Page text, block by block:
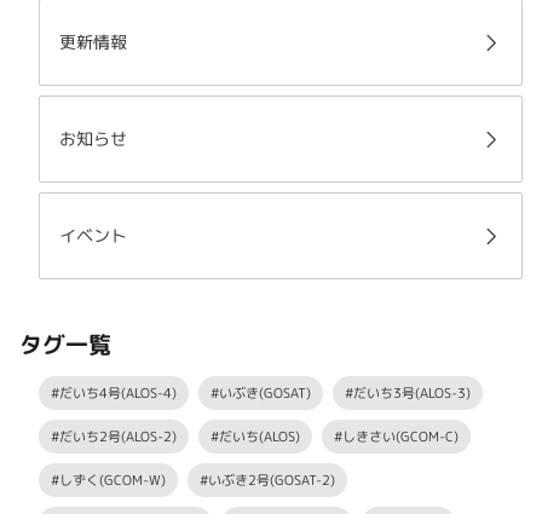
更新情報
お知らせ
イベント
タグ一覧
#だいち4号(ALOS-4) #いぶき(GOSAT) #だいち3号(ALOS-3)
#だいち2号(ALOS-2) #だいち(ALOS) #しきさい(GCOM-C)
#しずく(GCOM-W) #いぶき2号(GOSAT-2)